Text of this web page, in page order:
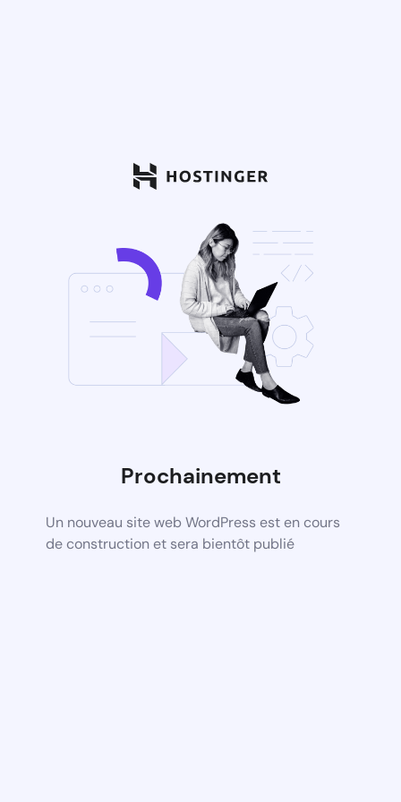
Prochainement
Un nouveau site web WordPress est en cours
de construction et sera bientôt publié